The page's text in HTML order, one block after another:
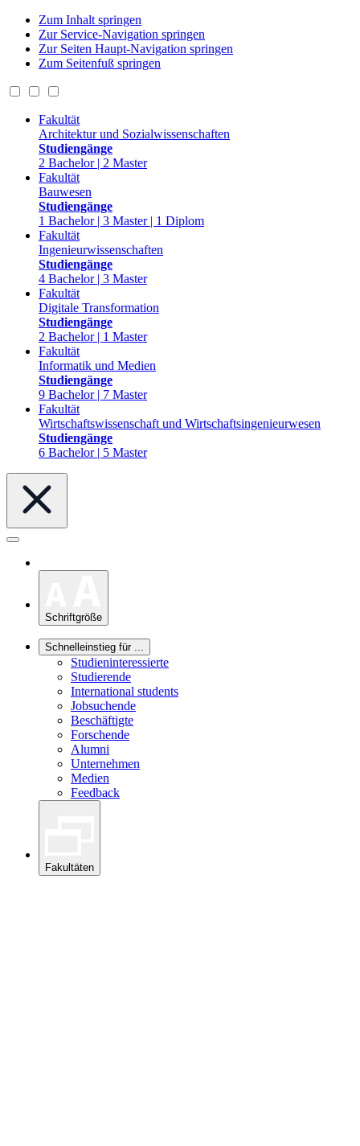
Zum Inhalt springen
Zur Service-Navigation springen
Zur Seiten Haupt-Navigation springen
Zum Seitenfuß springen
Fakultät
Architektur und Sozialwissenschaften
Studiengänge
2 Bachelor | 2 Master
Fakultät
Bauwesen
Studiengänge
1 Bachelor | 3 Master | 1 Diplom
Fakultät
Ingenieurwissenschaften
Studiengänge
4 Bachelor | 3 Master
Fakultät
Digitale Transformation
Studiengänge
2 Bachelor | 1 Master
Fakultät
Informatik und Medien
Studiengänge
9 Bachelor | 7 Master
Fakultät
Wirtschaftswissenschaft und Wirtschaftsingenieurwesen
Studiengänge
6 Bachelor | 5 Master
Schriftgröße
Schnelleinstieg für ...
Studieninteressierte
Studierende
International students
Jobsuchende
Beschäftigte
Forschende
Alumni
Unternehmen
Medien
Feedback
Fakultäten